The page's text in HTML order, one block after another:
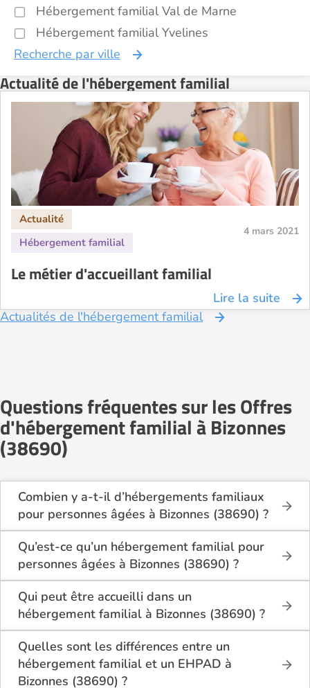
Hébergement familial Val de Marne
Hébergement familial Yvelines
Recherche par ville
Actualité de l'hébergement familial
4 mars 2021
Le métier d'accueillant familial
Lire la suite
Actualités de l'hébergement familial
Questions fréquentes sur les Offres
d'hébergement familial à Bizonnes
(38690)
Combien y a-t-il d’hébergements familiaux
pour personnes âgées à Bizonnes (38690) ?
Sur Logement-seniors.com, on recense actuellement
1 hébergements familiaux pour personnes âgées à
Bizonnes (38690) en 2026.
Ces structures offrent un cadre de vie chaleureux et
sécurisant, idéal pour les seniors souhaitant vivre
dans un environnement plus intime que celui d’un
établissement collectif.
Qu’est-ce qu’un hébergement familial pour
personnes âgées à Bizonnes (38690) ?
L’hébergement familial permet à une personne âgée
d’être accueillie au domicile d’un accueillant familial
agréé par le département.
Elle y bénéficie d’un cadre de vie convivial, de repas
partagés, d’une présence quotidienne et d’un
accompagnement personnalisé, tout en conservant
une grande autonomie.
Qui peut être accueilli dans un
hébergement familial à Bizonnes (38690) ?
Ce mode d’accueil s’adresse aux personnes âgées
de plus de 60 ans, seules ou en couple, qui
souhaitent vivre dans un cadre familial plutôt que
dans une structure médicalisée. Les personnes en
Quelles sont les différences entre un
hébergement familial et un EHPAD à
Bizonnes (38690) ?